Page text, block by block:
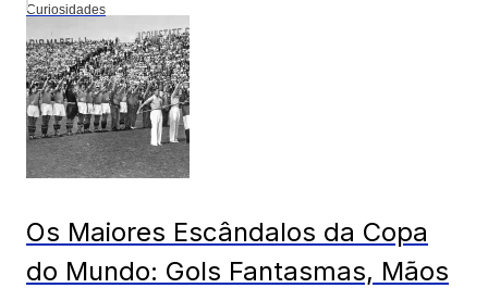
Curiosidades
Os Maiores Escândalos da Copa
do Mundo: Gols Fantasmas, Mãos